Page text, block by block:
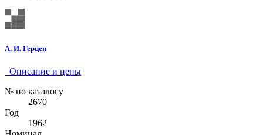
А. И. Герцен
Описание и цены
№ по каталогу
2670
Год
1962